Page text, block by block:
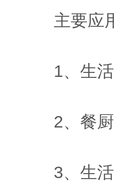
主要应用
1、生活
2、餐厨
3、生活